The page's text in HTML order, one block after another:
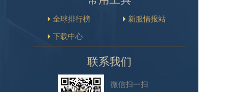
全球排行榜 新服情报站
下载中心
联系我们
微信扫一扫